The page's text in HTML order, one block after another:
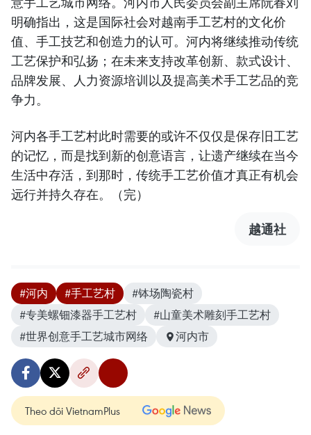
明确指出，这是国际社会对越南手工艺村的文化价
值、手工技艺和创造力的认可。河内将继续推动传统
工艺保护和弘扬；在未来支持改革创新、款式设计、
品牌发展、人力资源培训以及提高美术手工艺品的竞
争力。
​河内各手工艺村此时需要的或许不仅仅是保存旧工艺
的记忆，而是找到新的创意语言，让遗产继续在当今
生活中存活，到那时，传统手工艺价值才真正有机会
远行并持久存在。（完）
越通社
#河内 #手工艺村
#钵场陶瓷村
#专美螺钿漆器手工艺村
#山童美术雕刻手工艺村
#世界创意手工艺城市网络
河内市
Theo dõi VietnamPlus